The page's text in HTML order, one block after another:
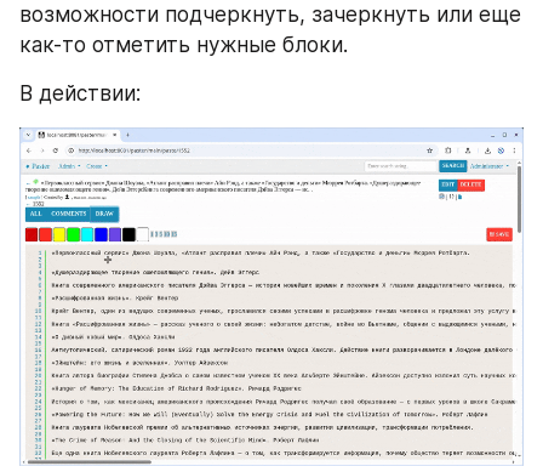
возможности подчеркнуть, зачеркнуть или еще
как-то отметить нужные блоки.
В действии: